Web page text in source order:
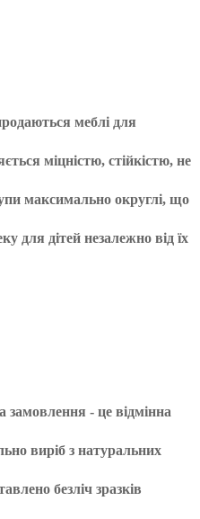
меблі для
міцністю, стійкістю, не
максимально округлі, що
для дітей незалежно від їх
замовлення - це відмінна
виріб з натуральних
безліч зразків